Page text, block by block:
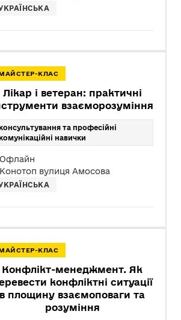
КЛАС
Лікар і ветеран: практичні
взаєморозуміння
та професійні
навички
Офлайн
Конотоп вулиця Амосова
КЛАС
Конфлікт-менеджмент. Як
конфліктні ситуації
в площину взаємоповаги та
розуміння